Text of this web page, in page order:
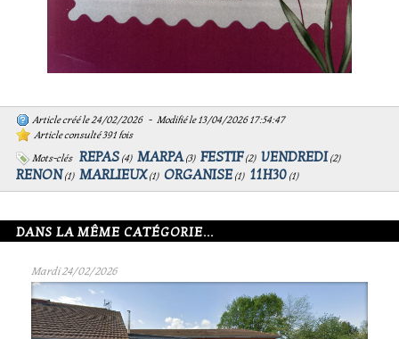
Article créé le 24/02/2026 - Modifié le 13/04/2026 17:54:47
Article consulté 391 fois
Mots-clés
REPAS (4) MARPA(3) FESTIF(2) VENDREDI (2)
RENON (1) MARLIEUX(1) ORGANISE (1) 11H30 (1)
DANS LA MÊME CATÉGORIE...
Mardi 24/02/2026